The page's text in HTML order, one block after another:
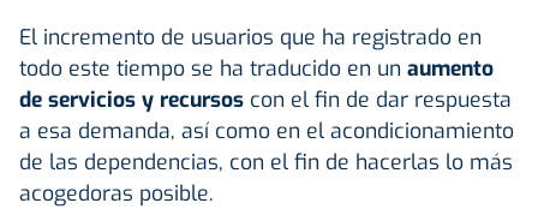
El incremento de usuarios que ha registrado en
todo este tiempo se ha traducido en un aumento
de servicios y recursos con el fin de dar respuesta
a esa demanda, así como en el acondicionamiento
de las dependencias, con el fin de hacerlas lo más
acogedoras posible.